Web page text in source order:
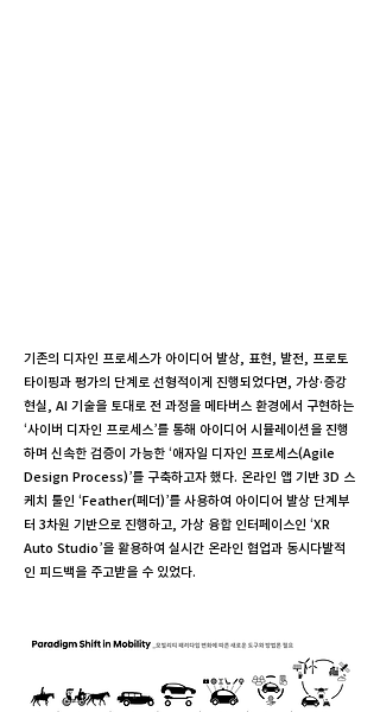
기존의 디자인 프로세스가 아이디어 발상, 표현, 발전, 프로토
타이핑과 평가의 단계로 선형적이게 진행되었다면, 가상·증강
현실, AI 기술을 토대로 전 과정을 메타버스 환경에서 구현하는
‘사이버 디자인 프로세스’를 통해 아이디어 시뮬레이션을 진행
하며 신속한 검증이 가능한 ‘애자일 디자인 프로세스(Agile
Design Process)’를 구축하고자 했다. 온라인 앱 기반 3D 스
케치 툴인 ‘Feather(페더)’를 사용하여 아이디어 발상 단계부
터 3차원 기반으로 진행하고, 가상 융합 인터페이스인 ‘XR
Auto Studio’을 활용하여 실시간 온라인 협업과 동시다발적
인 피드백을 주고받을 수 있었다.